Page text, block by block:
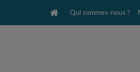
Qui sommes-nous ?